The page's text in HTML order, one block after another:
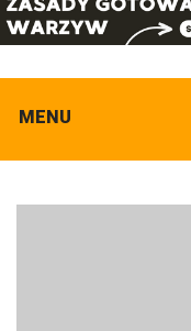
MENU